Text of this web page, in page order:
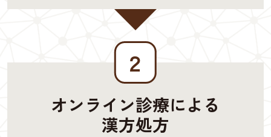
２
オンライン診療による
漢方処方